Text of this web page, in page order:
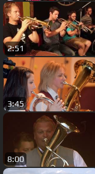
2:51
3:45
8:00